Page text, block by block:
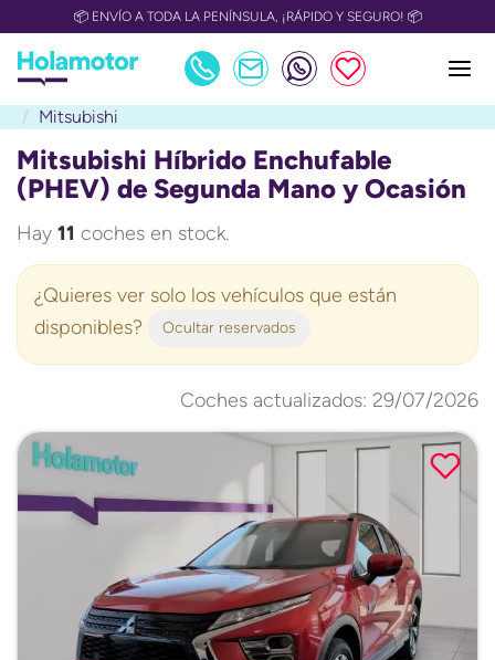
📅 OULET Grupo Safamotor hasta 15.000€ descuento📅
Mitsubishi
Mitsubishi Híbrido Enchufable
(PHEV) de Segunda Mano y Ocasión
Hay 11 coches en stock.
¿Quieres ver solo los vehículos que están
disponibles?
Ocultar reservados
Coches actualizados: 29/07/2026